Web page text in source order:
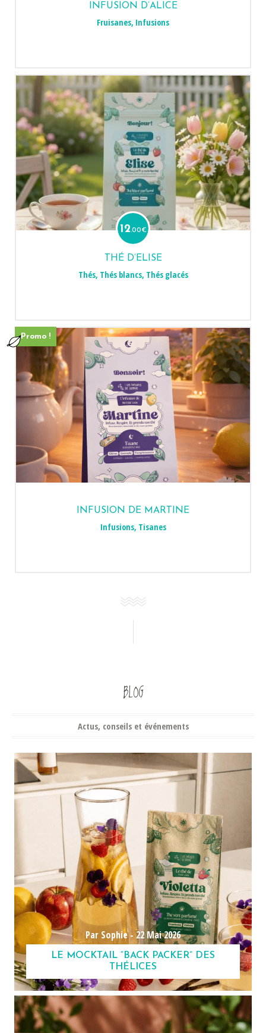
INFUSION D’ALICE
Fruisanes, Infusions
12.00€
THÉ D’ELISE
Thés, Thés blancs, Thés glacés
Promo !
INFUSION DE MARTINE
Infusions, Tisanes
BLOG
Actus, conseils et événements
Par Sophie -22 Mai 2026
LE MOCKTAIL “BACK PACKER” DES
THÉLICES